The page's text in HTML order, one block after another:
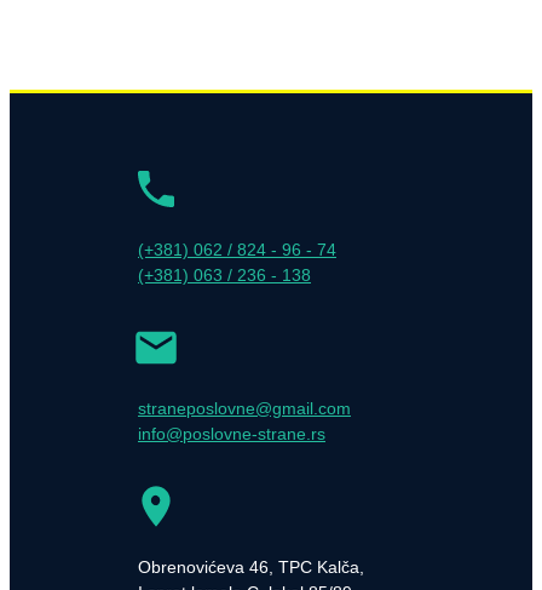
(+381) 062 / 824 - 96 - 74
(+381) 063 / 236 - 138
straneposlovne@gmail.com
info@poslovne-strane.rs
Obrenovićeva 46, TPC Kalča,